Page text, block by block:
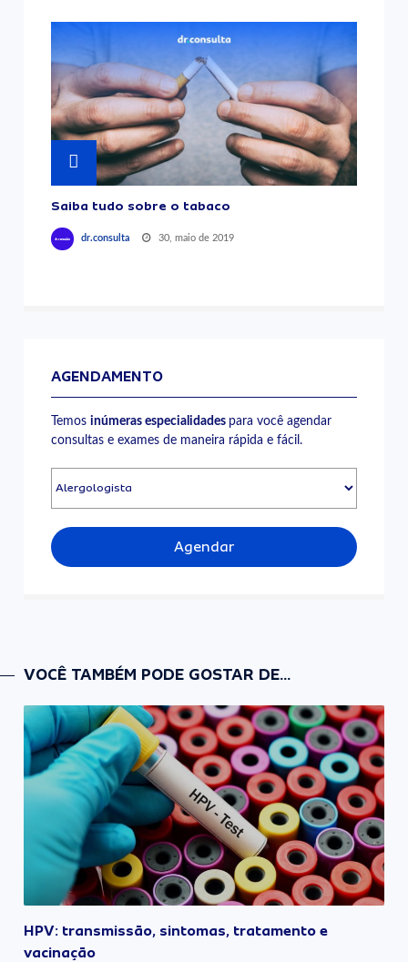
Saiba tudo sobre o tabaco
dr.consulta 30, maio de 2019
AGENDAMENTO
Temosinúmeras especialidades para você agendar
consultas e exames de maneira rápida e fácil.
Agendar
VOCÊ TAMBÉM PODE GOSTAR DE...
HPV: transmissão, sintomas, tratamento e
vacinação